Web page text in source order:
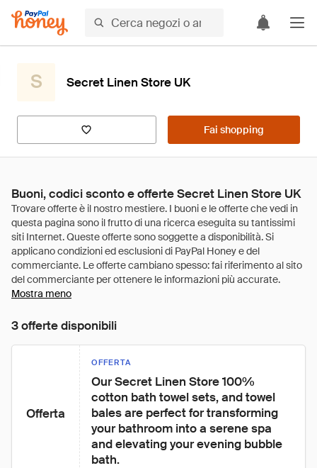
S Secret Linen Store UK
Fai shopping
Buoni, codici sconto e offerte Secret Linen Store UK
Mostra meno
3 offerte disponibili
Offerta
OFFERTA
Our Secret Linen Store 100%
cotton bath towel sets, and towel
bales are perfect for transforming
your bathroom into a serene spa
and elevating your evening bubble
bath.